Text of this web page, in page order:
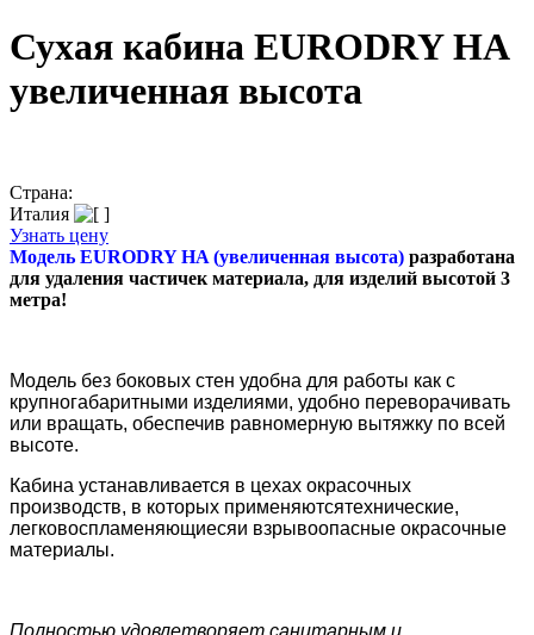
Сухая кабина EURODRY HA
увеличенная высота
Страна:
Италия
Узнать цену
Модель EURODRY HA (увеличенная высота) разработана
для удаления частичек материала, для изделий высотой 3
метра!
Модель без боковых стен удобна для работы как с
крупногабаритными изделиями, удобно переворачивать
или вращать, обеспечив равномерную вытяжку по всей
высоте.
Кабина устанавливается в цехах окрасочных
производств, в которых применяютсятехнические,
легковоспламеняющиесяи взрывоопасные окрасочные
материалы.
Полностью удовлетворяет санитарным и